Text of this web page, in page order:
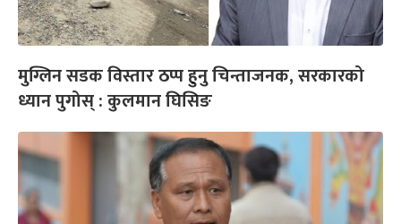
मुग्लिन सडक विस्तार ठप्प हुनु चिन्ताजनक, सरकारको
ध्यान पुगोस् : कुलमान घिसिङ